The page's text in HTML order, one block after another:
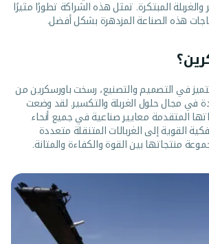
المبتكرة. تمثل هذه الشراكة تطورًا مثيرًا
هذه الصناعة المزدهرة بشكل أفضل.
في التصميم والتصنيع، رسخت باورسكرين من
في مجال حلول الغربلة والتكسير. لقد وضعت
المتقدمة معايير صناعية في جميع أنحاء
القوية إلى الغربالات المتنقلة متعددة
منتجاتها بين القوة والكفاءة والمتانة.